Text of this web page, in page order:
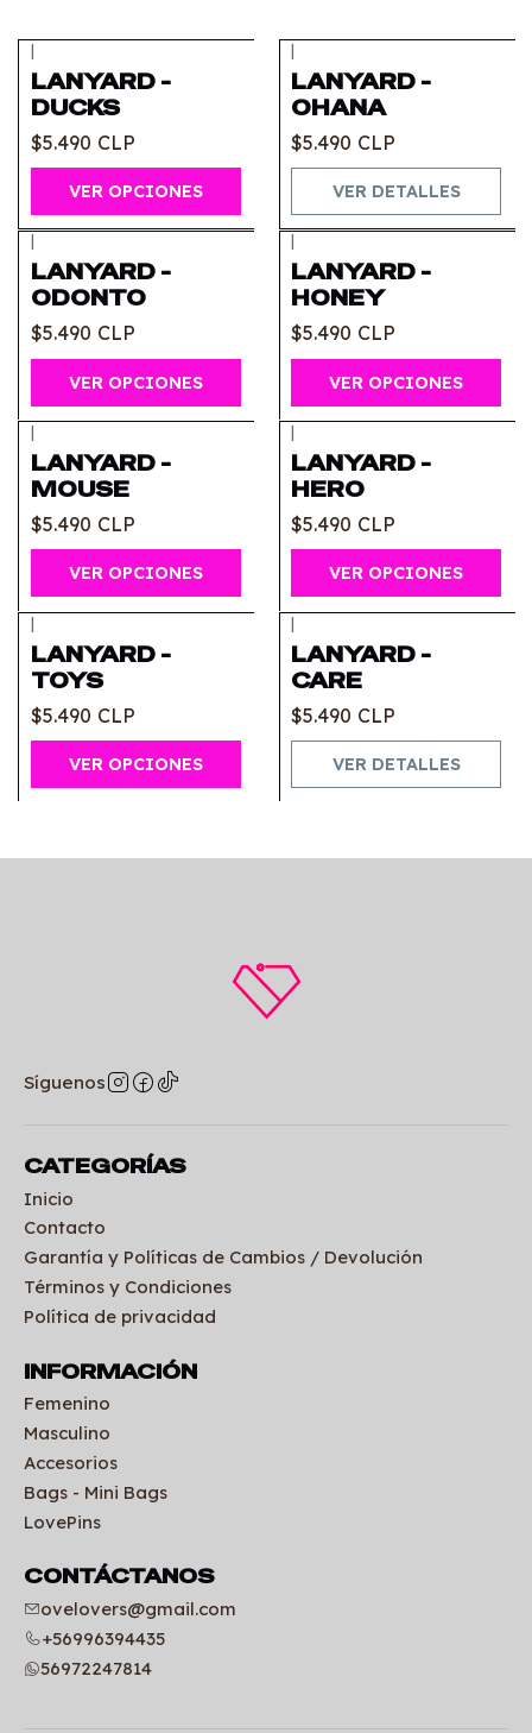
|
LANYARD -
DUCKS
$5.490 CLP
VER OPCIONES
|
LANYARD -
OHANA
$5.490 CLP
VER DETALLES
|
LANYARD -
ODONTO
$5.490 CLP
VER OPCIONES
|
LANYARD -
HONEY
$5.490 CLP
VER OPCIONES
|
LANYARD -
MOUSE
$5.490 CLP
VER OPCIONES
|
LANYARD -
HERO
$5.490 CLP
VER OPCIONES
|
LANYARD -
TOYS
$5.490 CLP
VER OPCIONES
|
LANYARD -
CARE
$5.490 CLP
VER DETALLES
Síguenos
CATEGORÍAS
Inicio
Contacto
Garantía y Políticas de Cambios / Devolución
Términos y Condiciones
Política de privacidad
INFORMACIÓN
Femenino
Masculino
Accesorios
Bags - Mini Bags
LovePins
CONTÁCTANOS
ovelovers@gmail.com
+56996394435
56972247814